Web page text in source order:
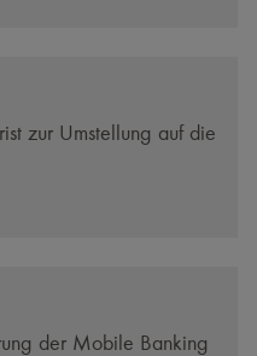
zur Umstellung auf die
der Mobile Banking